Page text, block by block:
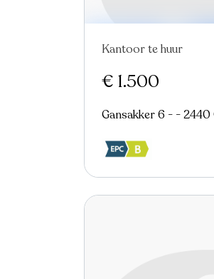
Nieuw
Kantoor te huur
€ 1.500
Gansakker 6 - - 2440